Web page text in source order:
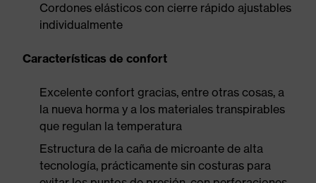
Cordones elásticos con cierre rápido ajustables
individualmente
Características de confort
Excelente confort gracias, entre otras cosas, a
la nueva horma y a los materiales transpirables
que regulan la temperatura
Estructura de la caña de microante de alta
tecnología, prácticamente sin costuras para